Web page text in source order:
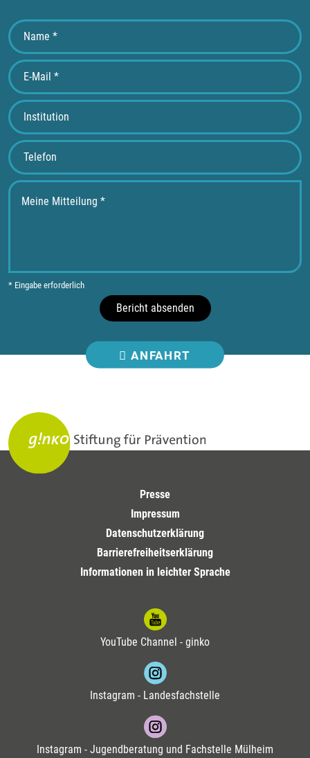
* Eingabe erforderlich
Bericht absenden
ANFAHRT
Presse
Impressum
Datenschutzerklärung
Barrierefreiheitserklärung
Informationen in leichter Sprache
YouTube Channel - ginko
Instagram - Landesfachstelle
Instagram - Jugendberatung und Fachstelle Mülheim